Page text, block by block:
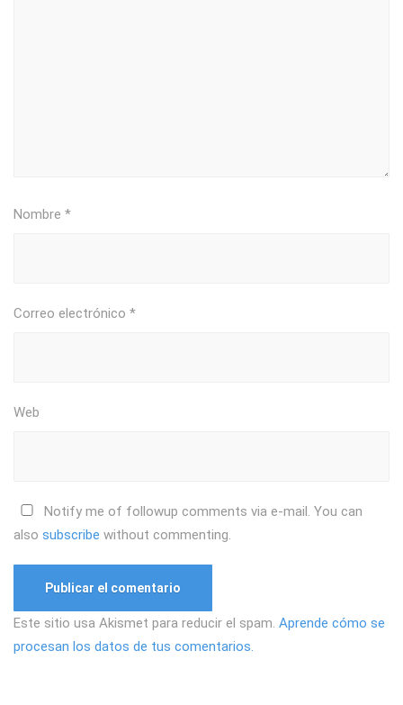
Nombre *
Correo electrónico *
Web
Notify me of followup comments via e-mail. You can
also subscribe without commenting.
Este sitio usa Akismet para reducir el spam. Aprende cómo se
procesan los datos de tus comentarios.